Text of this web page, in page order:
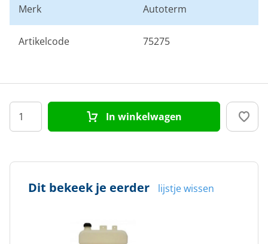
Merk Autoterm
Artikelcode 75275
In winkelwagen
Dit bekeek je eerder lijstje wissen